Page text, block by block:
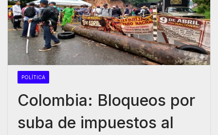
POLÍTICA
Colombia: Bloqueos por
suba de impuestos al